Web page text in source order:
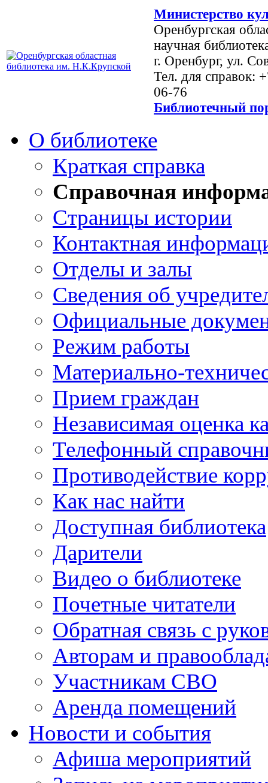
Министерство
Оренбургская
научная
г. Оренбург, ул.
Тел. для справок:
06-76
Библиотечный
О библиотеке
Краткая справка
Справочная
Страницы истории
Контактная
Отделы и залы
Сведения об
Официальные
Режим работы
Материально-
Прием граждан
Независимая оценка
Телефонный
Противодействие
Как нас найти
Доступная библиотека
Дарители
Видео о библиотеке
Почетные читатели
Обратная связь с
Авторам и
Участникам СВО
Аренда помещений
Новости и события
Афиша мероприятий